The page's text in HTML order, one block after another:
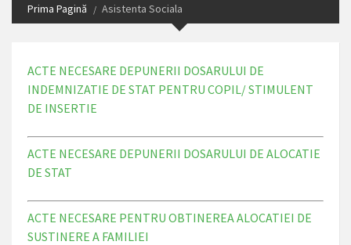
Prima Pagină Asistenta Sociala
ACTE NECESARE DEPUNERII DOSARULUI DE
INDEMNIZATIE DE STAT PENTRU COPIL/ STIMULENT
DE INSERTIE
ACTE NECESARE DEPUNERII DOSARULUI DE ALOCATIE
DE STAT
ACTE NECESARE PENTRU OBTINEREA ALOCATIEI DE
SUSTINERE A FAMILIEI